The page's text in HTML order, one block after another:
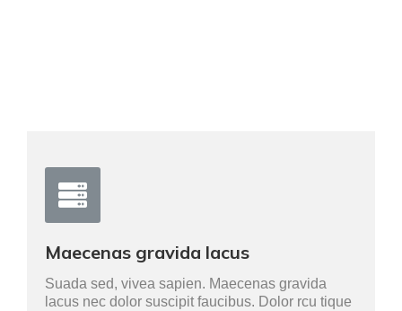
Maecenas gravida lacus
Suada sed, vivea sapien. Maecenas gravida
lacus nec dolor suscipit faucibus. Dolor rcu tique